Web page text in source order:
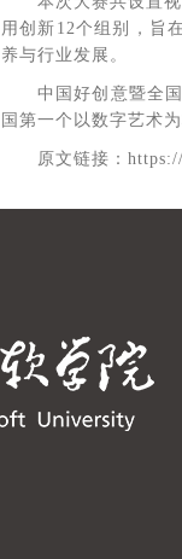
用创新12个组别，旨
养与行业发展。
中国好创意暨全
国第一个以数字艺术
原文链接：